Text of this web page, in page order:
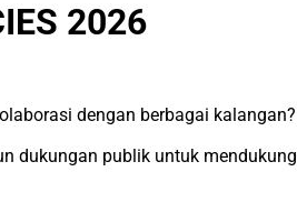
2026
dengan berbagai kalangan?
dukungan publik untuk mendukung